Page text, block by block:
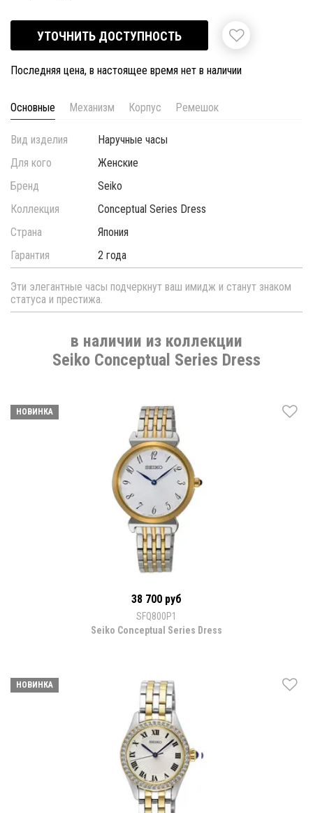
УТОЧНИТЬ ДОСТУПНОСТЬ
Последняя цена, в настоящее время нет в наличии
Основные Механизм Корпус Ремешок
Вид изделия
Наручные часы
Для кого
Женские
Бренд
Seiko
Коллекция
Conceptual Series Dress
Страна
Япония
Гарантия
2 года
Эти элегантные часы подчеркнут ваш имидж и станут знаком
статуса и престижа.
в наличии из коллекции
Seiko Conceptual Series Dress
НОВИНКА
38 700 руб
SFQ800P1
Seiko Conceptual Series Dress
НОВИНКА